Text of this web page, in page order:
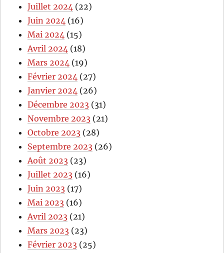
Juillet 2024 (22)
Juin 2024 (16)
Mai 2024 (15)
Avril 2024 (18)
Mars 2024 (19)
Février 2024 (27)
Janvier 2024 (26)
Décembre 2023 (31)
Novembre 2023 (21)
Octobre 2023 (28)
Septembre 2023 (26)
Août 2023 (23)
Juillet 2023 (16)
Juin 2023 (17)
Mai 2023 (16)
Avril 2023 (21)
Mars 2023 (23)
Février 2023 (25)